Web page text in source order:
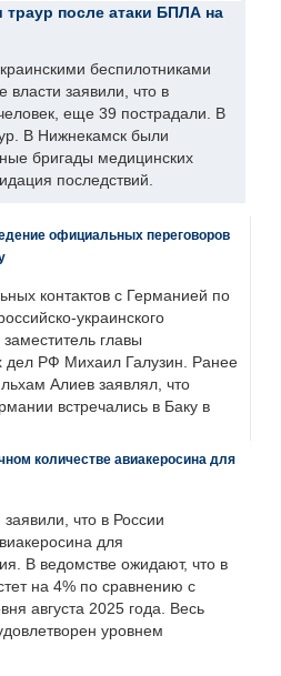
траур после атаки БПЛА на
беспилотниками
власти заявили, что в
еще 39 пострадали. В
В Нижнекамск были
бригады медицинских
последствий.
официальных переговоров
контактов с Германией по
украинского
главы
дел РФ Михаил Галузин. Ранее
Алиев заявлял, что
встречались в Баку в
количестве авиакеросина для
что в России
для
В ведомстве ожидают, что в
на 4% по сравнению с
августа 2025 года. Весь
уровнем